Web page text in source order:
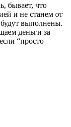
бывает, что
и не станем от
будут выполнены.
деньги за
“просто